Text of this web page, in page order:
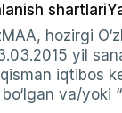
shartlari
hozirgi
yil
va/yoki